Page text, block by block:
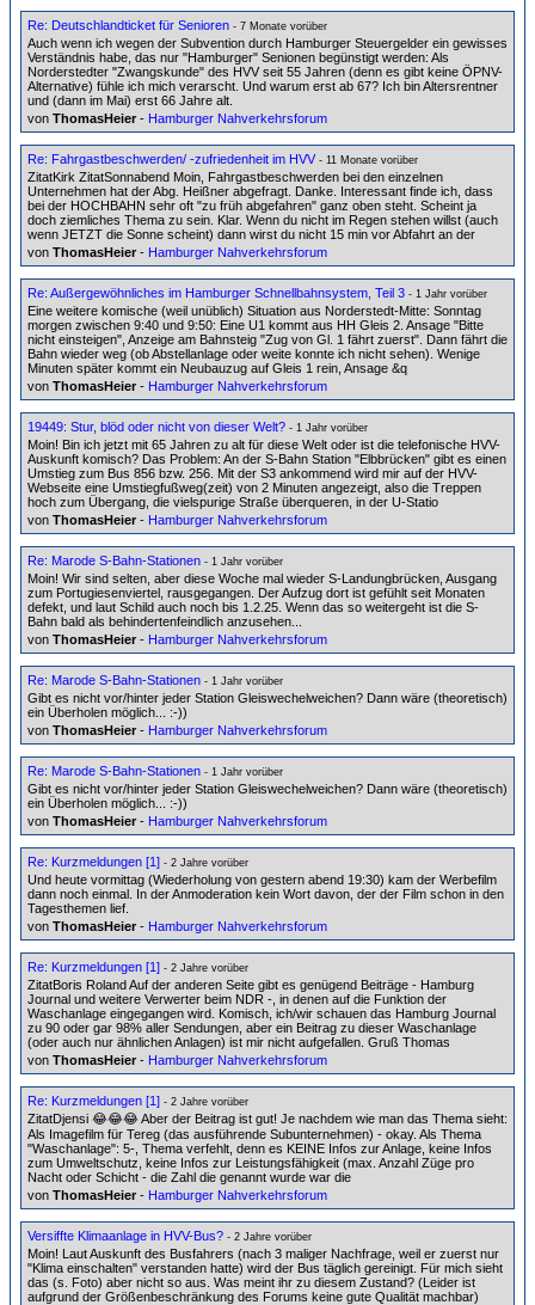
Re: Deutschlandticket für Senioren - 7 Monate vorüber
Auch wenn ich wegen der Subvention durch Hamburger Steuergelder ein gewisses
Verständnis habe, das nur "Hamburger" Senionen begünstigt werden: Als
Norderstedter "Zwangskunde" des HVV seit 55 Jahren (denn es gibt keine ÖPNV-
Alternative) fühle ich mich verarscht. Und warum erst ab 67? Ich bin Altersrentner
und (dann im Mai) erst 66 Jahre alt.
von ThomasHeier - Hamburger Nahverkehrsforum
Re: Fahrgastbeschwerden/ -zufriedenheit im HVV - 11 Monate vorüber
ZitatKirk ZitatSonnabend Moin, Fahrgastbeschwerden bei den einzelnen
Unternehmen hat der Abg. Heißner abgefragt. Danke. Interessant finde ich, dass
bei der HOCHBAHN sehr oft "zu früh abgefahren" ganz oben steht. Scheint ja
doch ziemliches Thema zu sein. Klar. Wenn du nicht im Regen stehen willst (auch
wenn JETZT die Sonne scheint) dann wirst du nicht 15 min vor Abfahrt an der
von ThomasHeier - Hamburger Nahverkehrsforum
Re: Außergewöhnliches im Hamburger Schnellbahnsystem, Teil 3 - 1 Jahr vorüber
Eine weitere komische (weil unüblich) Situation aus Norderstedt-Mitte: Sonntag
morgen zwischen 9:40 und 9:50: Eine U1 kommt aus HH Gleis 2. Ansage "Bitte
nicht einsteigen", Anzeige am Bahnsteig "Zug von Gl. 1 fährt zuerst". Dann fährt die
Bahn wieder weg (ob Abstellanlage oder weite konnte ich nicht sehen). Wenige
Minuten später kommt ein Neubauzug auf Gleis 1 rein, Ansage &q
von ThomasHeier - Hamburger Nahverkehrsforum
19449: Stur, blöd oder nicht von dieser Welt? - 1 Jahr vorüber
Moin! Bin ich jetzt mit 65 Jahren zu alt für diese Welt oder ist die telefonische HVV-
Auskunft komisch? Das Problem: An der S-Bahn Station "Elbbrücken" gibt es einen
Umstieg zum Bus 856 bzw. 256. Mit der S3 ankommend wird mir auf der HVV-
Webseite eine Umstiegfußweg(zeit) von 2 Minuten angezeigt, also die Treppen
hoch zum Übergang, die vielspurige Straße überqueren, in der U-Statio
von ThomasHeier - Hamburger Nahverkehrsforum
Re: Marode S-Bahn-Stationen - 1 Jahr vorüber
Moin! Wir sind selten, aber diese Woche mal wieder S-Landungbrücken, Ausgang
zum Portugiesenviertel, rausgegangen. Der Aufzug dort ist gefühlt seit Monaten
defekt, und laut Schild auch noch bis 1.2.25. Wenn das so weitergeht ist die S-
Bahn bald als behindertenfeindlich anzusehen...
von ThomasHeier - Hamburger Nahverkehrsforum
Re: Marode S-Bahn-Stationen - 1 Jahr vorüber
Gibt es nicht vor/hinter jeder Station Gleiswechelweichen? Dann wäre (theoretisch)
ein Überholen möglich... :-))
von ThomasHeier - Hamburger Nahverkehrsforum
Re: Marode S-Bahn-Stationen - 1 Jahr vorüber
Gibt es nicht vor/hinter jeder Station Gleiswechelweichen? Dann wäre (theoretisch)
ein Überholen möglich... :-))
von ThomasHeier - Hamburger Nahverkehrsforum
Re: Kurzmeldungen [1] - 2 Jahre vorüber
Und heute vormittag (Wiederholung von gestern abend 19:30) kam der Werbefilm
dann noch einmal. In der Anmoderation kein Wort davon, der der Film schon in den
Tagesthemen lief.
von ThomasHeier - Hamburger Nahverkehrsforum
Re: Kurzmeldungen [1] - 2 Jahre vorüber
ZitatBoris Roland Auf der anderen Seite gibt es genügend Beiträge - Hamburg
Journal und weitere Verwerter beim NDR -, in denen auf die Funktion der
Waschanlage eingegangen wird. Komisch, ich/wir schauen das Hamburg Journal
zu 90 oder gar 98% aller Sendungen, aber ein Beitrag zu dieser Waschanlage
(oder auch nur ähnlichen Anlagen) ist mir nicht aufgefallen. Gruß Thomas
von ThomasHeier - Hamburger Nahverkehrsforum
Re: Kurzmeldungen [1] - 2 Jahre vorüber
ZitatDjensi 😂😂😂 Aber der Beitrag ist gut! Je nachdem wie man das Thema sieht:
Als Imagefilm für Tereg (das ausführende Subunternehmen) - okay. Als Thema
"Waschanlage": 5-, Thema verfehlt, denn es KEINE Infos zur Anlage, keine Infos
zum Umweltschutz, keine Infos zur Leistungsfähigkeit (max. Anzahl Züge pro
Nacht oder Schicht - die Zahl die genannt wurde war die
von ThomasHeier - Hamburger Nahverkehrsforum
Versiffte Klimaanlage in HVV-Bus? - 2 Jahre vorüber
Moin! Laut Auskunft des Busfahrers (nach 3 maliger Nachfrage, weil er zuerst nur
"Klima einschalten" verstanden hatte) wird der Bus täglich gereinigt. Für mich sieht
das (s. Foto) aber nicht so aus. Was meint ihr zu diesem Zustand? (Leider ist
aufgrund der Größenbeschränkung des Forums keine gute Qualität machbar)